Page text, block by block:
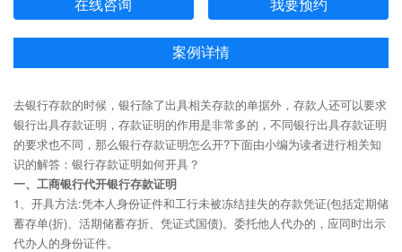
案例详情
去银行存款的时候，银行除了出具相关存款的单据外，存款人还可以要求
银行出具存款证明，存款证明的作用是非常多的，不同银行出具存款证明
的要求也不同，那么银行存款证明怎么开?下面由小编为读者进行相关知
识的解答：银行存款证明如何开具？
一、工商银行代开银行存款证明
1、开具方法:凭本人身份证件和工行未被冻结挂失的存款凭证(包括定期储
蓄存单(折)、活期储蓄存折、凭证式国债)。委托他人代办的，应同时出示
代办人的身份证件。